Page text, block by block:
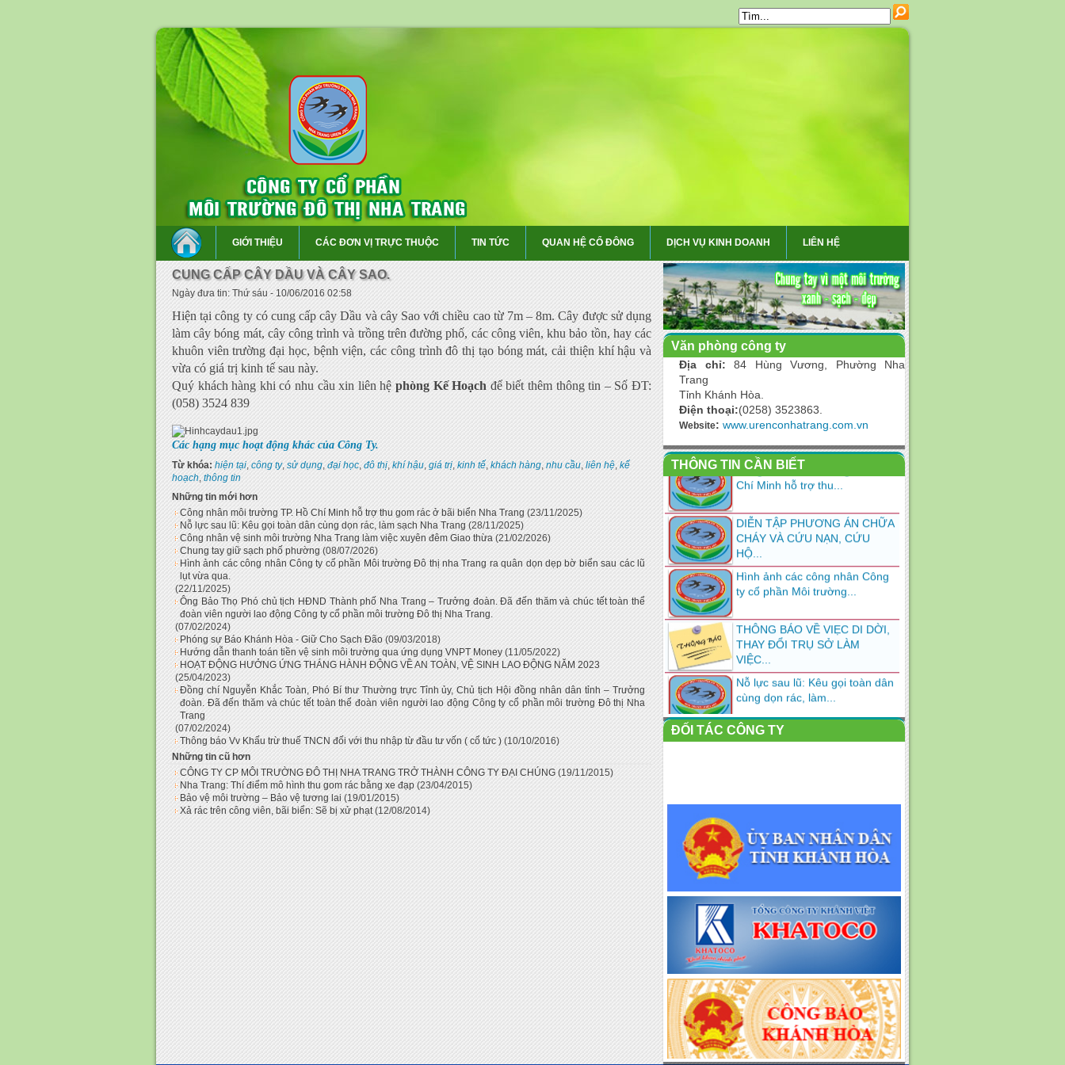
GIỚI THIỆU CÁC ĐƠN VỊ TRỰC THUỘC TIN TỨC QUAN HỆ CỔ ĐÔNG DỊCH VỤ KINH DOANH LIÊN HỆ
CUNG CẤP CÂY DẦU VÀ CÂY SAO.
Ngày đưa tin: Thứ sáu - 10/06/2016 02:58
Hiện tại công ty có cung cấp cây Dầu và cây Sao với chiều cao từ 7m – 8m. Cây được sử dụng
làm cây bóng mát, cây công trình và trồng trên đường phố, các công viên, khu bảo tồn, hay các
khuôn viên trường đại học, bệnh viện, các công trình đô thị tạo bóng mát, cải thiện khí hậu và
vừa có giá trị kinh tế sau này.
Quý khách hàng khi có nhu cầu xin liên hệ phòng Kế Hoạch để biết thêm thông tin – Số ĐT:
(058) 3524 839
Các hạng mục hoạt động khác của Công Ty.
Từ khóa: hiện tại, công ty, sử dụng, đại học, đô thị, khí hậu, giá trị, kinh tế, khách hàng, nhu cầu, liên hệ, kế
hoạch, thông tin
Những tin mới hơn
Công nhân môi trường TP. Hồ Chí Minh hỗ trợ thu gom rác ở bãi biển Nha Trang (23/11/2025)
Nỗ lực sau lũ: Kêu gọi toàn dân cùng dọn rác, làm sạch Nha Trang (28/11/2025)
Công nhân vệ sinh môi trường Nha Trang làm việc xuyên đêm Giao thừa (21/02/2026)
Chung tay giữ sạch phố phường (08/07/2026)
Hình ảnh các công nhân Công ty cổ phần Môi trường Đô thị nha Trang ra quân dọn dẹp bờ biển sau các lũ
lụt vừa qua.
(22/11/2025)
Ông Bảo Thọ Phó chủ tịch HĐND Thành phố Nha Trang – Trưởng đoàn. Đã đến thăm và chúc tết toàn thể
đoàn viên người lao động Công ty cổ phần môi trường Đô thị Nha Trang.
(07/02/2024)
Phóng sự Báo Khánh Hòa - Giữ Cho Sạch Đão (09/03/2018)
Hướng dẫn thanh toán tiền vệ sinh môi trường qua ứng dụng VNPT Money (11/05/2022)
HOẠT ĐỘNG HƯỞNG ỨNG THÁNG HÀNH ĐỘNG VỀ AN TOÀN, VỆ SINH LAO ĐỘNG NĂM 2023
(25/04/2023)
Đồng chí Nguyễn Khắc Toàn, Phó Bí thư Thường trực Tỉnh ủy, Chủ tịch Hội đồng nhân dân tỉnh – Trưởng
đoàn. Đã đến thăm và chúc tết toàn thể đoàn viên người lao động Công ty cổ phần môi trường Đô thị Nha
Trang
(07/02/2024)
Thông báo Vv Khấu trừ thuế TNCN đối với thu nhập từ đầu tư vốn ( cổ tức ) (10/10/2016)
Những tin cũ hơn
CÔNG TY CP MÔI TRƯỜNG ĐÔ THỊ NHA TRANG TRỞ THÀNH CÔNG TY ĐẠI CHÚNG (19/11/2015)
Nha Trang: Thí điểm mô hình thu gom rác bằng xe đạp (23/04/2015)
Bảo vệ môi trường – Bảo vệ tương lai (19/01/2015)
Xả rác trên công viên, bãi biển: Sẽ bị xử phạt (12/08/2014)
Văn phòng công ty
Địa chỉ: 84 Hùng Vương, Phường Nha
Trang
Tỉnh Khánh Hòa.
Điện thoại:(0258) 3523863.
Website: www.urenconhatrang.com.vn
THÔNG TIN CẦN BIẾT
Công nhân môi trường TP. Hồ
Chí Minh hỗ trợ thu...
DIỄN TẬP PHƯƠNG ÁN CHỮA
CHÁY VÀ CỨU NẠN, CỨU
HỘ...
Hình ảnh các công nhân Công
ty cổ phần Môi trường...
THÔNG BÁO VỀ VIẸC DI DỜI,
THAY ĐỔI TRỤ SỞ LÀM
VIỆC...
Nỗ lực sau lũ: Kêu gọi toàn dân
cùng dọn rác, làm...
KẾ HOẠC TỔ CHỨC PHỤC VỤ
TẾT NGUYÊN ĐÁN BÍNH
Nỗ lực thu dọn rác dạt vào bờ
biển Nha Trang
thị nha Trang tham...
Thông báo tuyển dụng lao
động Thợ hàn, thợ tiện và...
Công nhân vệ sinh môi trường
Nha Trang làm việc...
Bí thư Tỉnh ủy Khánh Hòa
Nghiêm Xuân Thành thăm,...
ĐỐI TÁC CÔNG TY